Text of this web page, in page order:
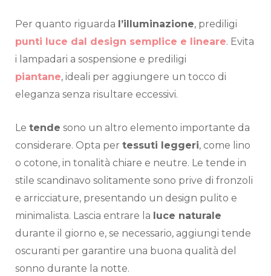
Per quanto riguarda l’illuminazione, prediligi
punti luce dal design semplice e lineare. Evita
i lampadari a sospensione e prediligi
piantane, ideali per aggiungere un tocco di
eleganza senza risultare eccessivi.
Le tende sono un altro elemento importante da
considerare. Opta per tessuti leggeri, come lino
o cotone, in tonalità chiare e neutre. Le tende in
stile scandinavo solitamente sono prive di fronzoli
e arricciature, presentando un design pulito e
minimalista. Lascia entrare la luce naturale
durante il giorno e, se necessario, aggiungi tende
oscuranti per garantire una buona qualità del
sonno durante la notte.